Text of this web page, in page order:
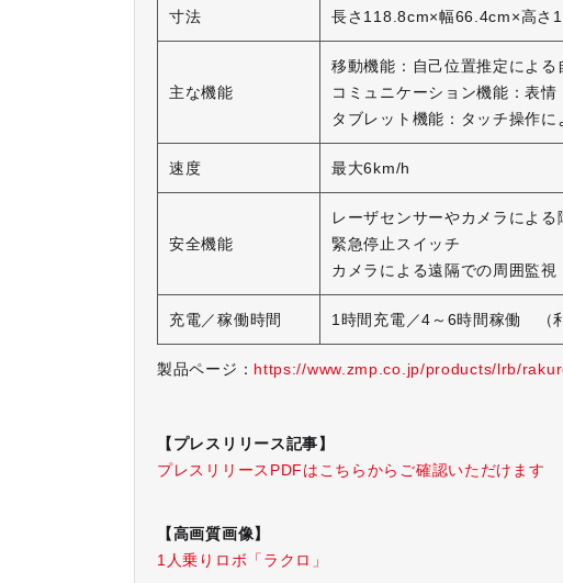
寸法 長さ118.8cm×幅66.4cm×高さ
主な機能
移動機能：自己位置推定による
コミュニケーション機能：表
タブレット機能：タッチ操作
速度 最大6km/h
安全機能
レーザセンサーやカメラによる
緊急停止スイッチ
カメラによる遠隔での周囲監視
充電／稼働時間 1時間充電／4～6時間稼働 （
製品ページ ： https://www.zmp.co.jp/products/lrb/
【プレスリリース記事】
プレスリリースPDFはこちらからご確認いただけます
【高画質画像】
1人乗りロボ「ラクロ」